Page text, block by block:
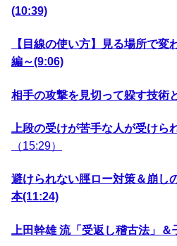
(10:39)
【目線の使い方】見る場所で
編～(9:06)
相手の攻撃を見切って躱す技術
上段の受けが苦手な人が受けら
（15:29）
避けられない脛ロー対策＆崩し
本(11:24)
上田幹雄 流「受返し稽古法」